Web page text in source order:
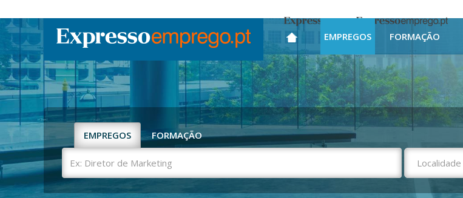
Expresso Expresso Emprego
EMPREGOS FORMAÇÃO
EMPREGOS FORMAÇÃO
Ex:
Diretor
de